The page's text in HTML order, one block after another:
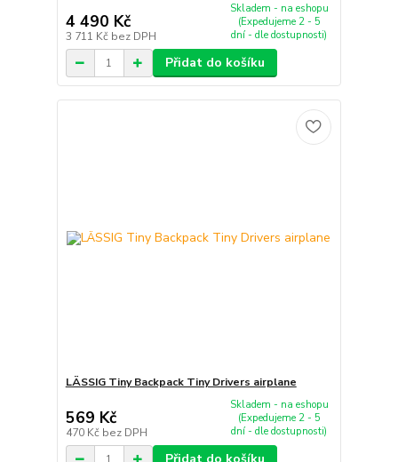
4 490 Kč
3 711 Kč bez DPH
Skladem - na eshopu
(Expedujeme 2 - 5
dní - dle dostupnosti)
Přidat do košíku
LÄSSIG Tiny Backpack Tiny Drivers airplane
569 Kč
470 Kč bez DPH
Skladem - na eshopu
(Expedujeme 2 - 5
dní - dle dostupnosti)